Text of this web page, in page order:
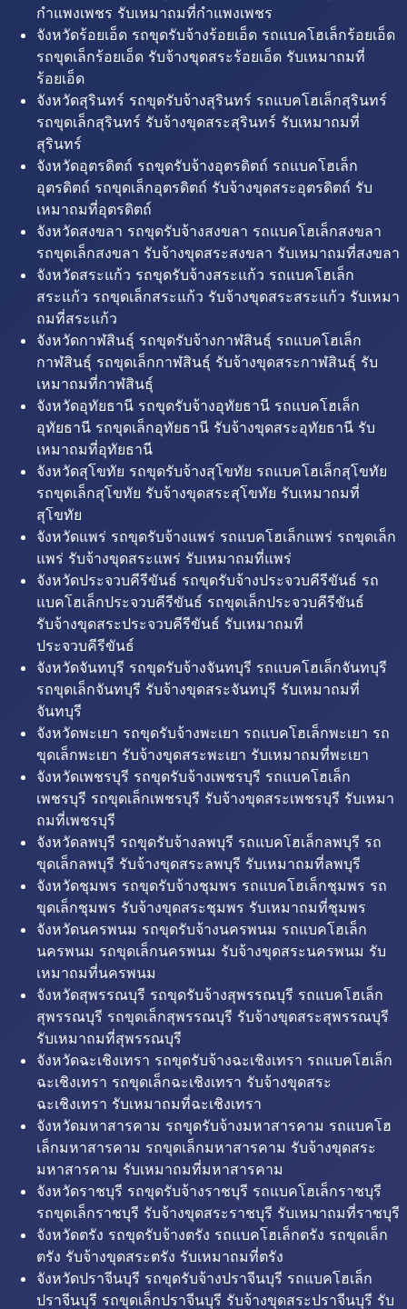
กำแพงเพชร รับเหมาถมที่กำแพงเพชร
จังหวัดร้อยเอ็ด รถขุดรับจ้างร้อยเอ็ด รถแบคโฮเล็กร้อยเอ็ด
รถขุดเล็กร้อยเอ็ด รับจ้างขุดสระร้อยเอ็ด รับเหมาถมที่
ร้อยเอ็ด
จังหวัดสุรินทร์ รถขุดรับจ้างสุรินทร์ รถแบคโฮเล็กสุรินทร์
รถขุดเล็กสุรินทร์ รับจ้างขุดสระสุรินทร์ รับเหมาถมที่
สุรินทร์
จังหวัดอุตรดิตถ์ รถขุดรับจ้างอุตรดิตถ์ รถแบคโฮเล็ก
อุตรดิตถ์ รถขุดเล็กอุตรดิตถ์ รับจ้างขุดสระอุตรดิตถ์ รับ
เหมาถมที่อุตรดิตถ์
จังหวัดสงขลา รถขุดรับจ้างสงขลา รถแบคโฮเล็กสงขลา
รถขุดเล็กสงขลา รับจ้างขุดสระสงขลา รับเหมาถมที่สงขลา
จังหวัดสระแก้ว รถขุดรับจ้างสระแก้ว รถแบคโฮเล็ก
สระแก้ว รถขุดเล็กสระแก้ว รับจ้างขุดสระสระแก้ว รับเหมา
ถมที่สระแก้ว
จังหวัดกาฬสินธุ์ รถขุดรับจ้างกาฬสินธุ์ รถแบคโฮเล็ก
กาฬสินธุ์ รถขุดเล็กกาฬสินธุ์ รับจ้างขุดสระกาฬสินธุ์ รับ
เหมาถมที่กาฬสินธุ์
จังหวัดอุทัยธานี รถขุดรับจ้างอุทัยธานี รถแบคโฮเล็ก
อุทัยธานี รถขุดเล็กอุทัยธานี รับจ้างขุดสระอุทัยธานี รับ
เหมาถมที่อุทัยธานี
จังหวัดสุโขทัย รถขุดรับจ้างสุโขทัย รถแบคโฮเล็กสุโขทัย
รถขุดเล็กสุโขทัย รับจ้างขุดสระสุโขทัย รับเหมาถมที่
สุโขทัย
จังหวัดแพร่ รถขุดรับจ้างแพร่ รถแบคโฮเล็กแพร่ รถขุดเล็ก
แพร่ รับจ้างขุดสระแพร่ รับเหมาถมที่แพร่
จังหวัดประจวบคีรีขันธ์ รถขุดรับจ้างประจวบคีรีขันธ์ รถ
แบคโฮเล็กประจวบคีรีขันธ์ รถขุดเล็กประจวบคีรีขันธ์
รับจ้างขุดสระประจวบคีรีขันธ์ รับเหมาถมที่
ประจวบคีรีขันธ์
จังหวัดจันทบุรี รถขุดรับจ้างจันทบุรี รถแบคโฮเล็กจันทบุรี
รถขุดเล็กจันทบุรี รับจ้างขุดสระจันทบุรี รับเหมาถมที่
จันทบุรี
จังหวัดพะเยา รถขุดรับจ้างพะเยา รถแบคโฮเล็กพะเยา รถ
ขุดเล็กพะเยา รับจ้างขุดสระพะเยา รับเหมาถมที่พะเยา
จังหวัดเพชรบุรี รถขุดรับจ้างเพชรบุรี รถแบคโฮเล็ก
เพชรบุรี รถขุดเล็กเพชรบุรี รับจ้างขุดสระเพชรบุรี รับเหมา
ถมที่เพชรบุรี
จังหวัดลพบุรี รถขุดรับจ้างลพบุรี รถแบคโฮเล็กลพบุรี รถ
ขุดเล็กลพบุรี รับจ้างขุดสระลพบุรี รับเหมาถมที่ลพบุรี
จังหวัดชุมพร รถขุดรับจ้างชุมพร รถแบคโฮเล็กชุมพร รถ
ขุดเล็กชุมพร รับจ้างขุดสระชุมพร รับเหมาถมที่ชุมพร
จังหวัดนครพนม รถขุดรับจ้างนครพนม รถแบคโฮเล็ก
นครพนม รถขุดเล็กนครพนม รับจ้างขุดสระนครพนม รับ
เหมาถมที่นครพนม
จังหวัดสุพรรณบุรี รถขุดรับจ้างสุพรรณบุรี รถแบคโฮเล็ก
สุพรรณบุรี รถขุดเล็กสุพรรณบุรี รับจ้างขุดสระสุพรรณบุรี
รับเหมาถมที่สุพรรณบุรี
จังหวัดฉะเชิงเทรา รถขุดรับจ้างฉะเชิงเทรา รถแบคโฮเล็ก
ฉะเชิงเทรา รถขุดเล็กฉะเชิงเทรา รับจ้างขุดสระ
ฉะเชิงเทรา รับเหมาถมที่ฉะเชิงเทรา
จังหวัดมหาสารคาม รถขุดรับจ้างมหาสารคาม รถแบคโฮ
เล็กมหาสารคาม รถขุดเล็กมหาสารคาม รับจ้างขุดสระ
มหาสารคาม รับเหมาถมที่มหาสารคาม
จังหวัดราชบุรี รถขุดรับจ้างราชบุรี รถแบคโฮเล็กราชบุรี
รถขุดเล็กราชบุรี รับจ้างขุดสระราชบุรี รับเหมาถมที่ราชบุรี
จังหวัดตรัง รถขุดรับจ้างตรัง รถแบคโฮเล็กตรัง รถขุดเล็ก
ตรัง รับจ้างขุดสระตรัง รับเหมาถมที่ตรัง
จังหวัดปราจีนบุรี รถขุดรับจ้างปราจีนบุรี รถแบคโฮเล็ก
ปราจีนบุรี รถขุดเล็กปราจีนบุรี รับจ้างขุดสระปราจีนบุรี รับ